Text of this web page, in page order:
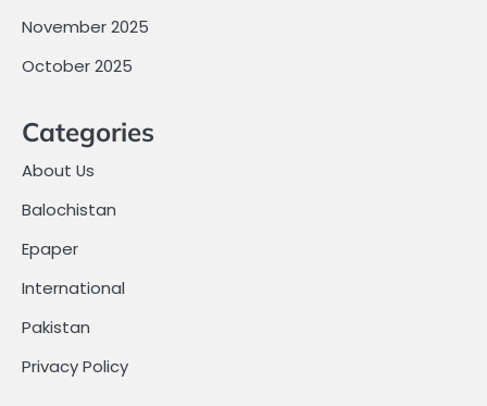
November 2025
October 2025
Categories
About Us
Balochistan
Epaper
International
Pakistan
Privacy Policy